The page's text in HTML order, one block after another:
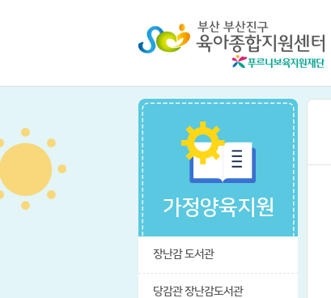
가정양육지원
장난감 도서관
당감관 장난감도서관